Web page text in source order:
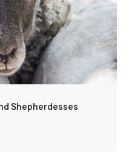
Shepherdesses